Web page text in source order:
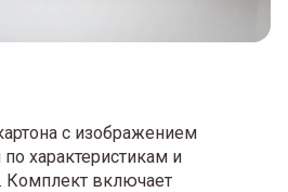
с изображением
характеристикам и
Комплект включает